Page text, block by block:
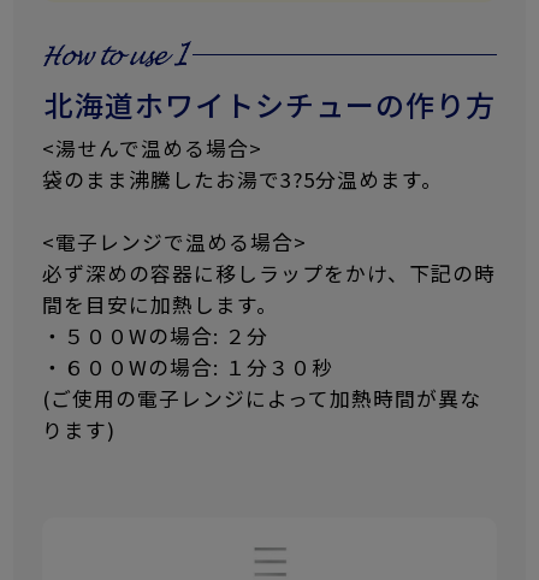
北海道ホワイトシチューの作り方
<湯せんで温める場合>
袋のまま沸騰したお湯で3?5分温めます。
<電子レンジで温める場合>
必ず深めの容器に移しラップをかけ、下記の時
間を目安に加熱します。
・５００Wの場合: ２分
・６００Wの場合: １分３０秒
(ご使用の電子レンジによって加熱時間が異な
ります)